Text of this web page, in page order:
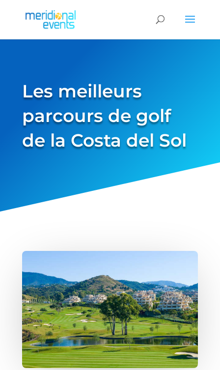
Les meilleurs
parcours de golf
de la Costa del Sol